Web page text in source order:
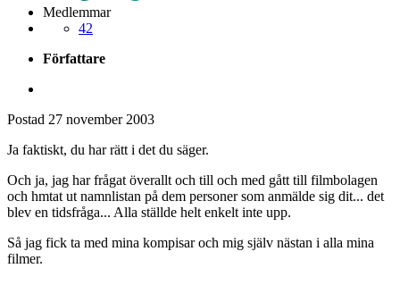
Medlemmar
42
Författare
Postad 27 november 2003
Ja faktiskt, du har rätt i det du säger.
Och ja, jag har frågat överallt och till och med gått till filmbolagen
och hmtat ut namnlistan på dem personer som anmälde sig dit... det
blev en tidsfråga... Alla ställde helt enkelt inte upp.
Så jag fick ta med mina kompisar och mig själv nästan i alla mina
filmer.